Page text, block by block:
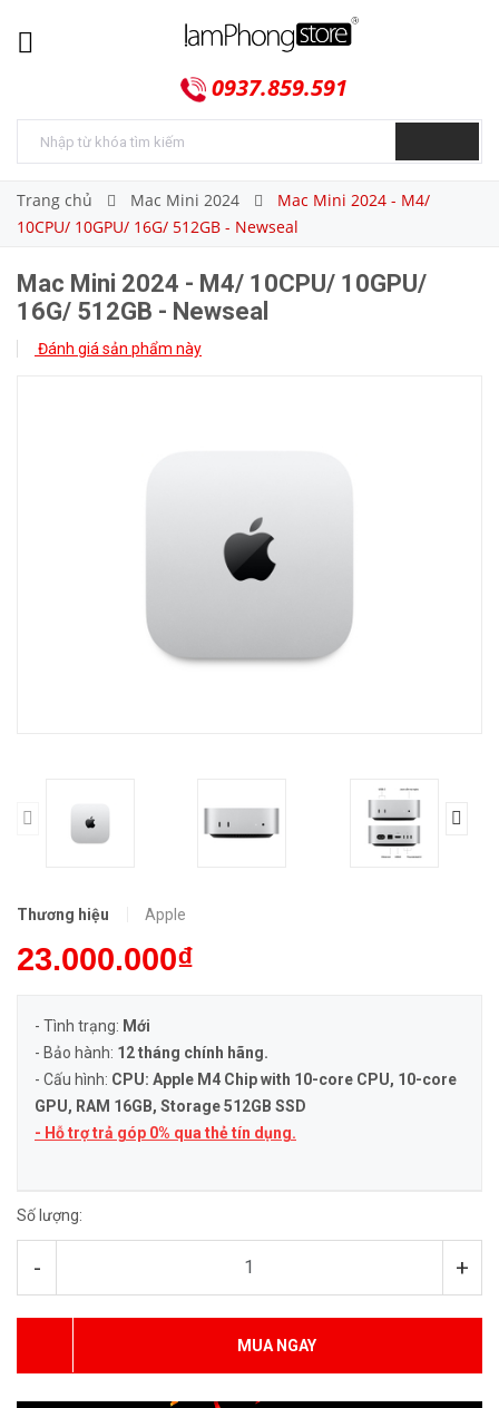
0937.859.591
Trang chủ Mac Mini 2024
Mac Mini 2024 - M4/
10CPU/ 10GPU/ 16G/ 512GB - Newseal
Mac Mini 2024 - M4/ 10CPU/ 10GPU/
16G/ 512GB - Newseal
Đánh giá sản phẩm này
Thương hiệu Apple
23.000.000₫
- Tình trạng: Mới
- Bảo hành: 12 tháng chính hãng.
- Cấu hình: CPU: Apple M4 Chip with 10-core CPU, 10-core
GPU, RAM 16GB, Storage 512GB SSD
- Hỗ trợ trả góp 0% qua thẻ tín dụng.
Số lượng:
- +
MUA NGAY